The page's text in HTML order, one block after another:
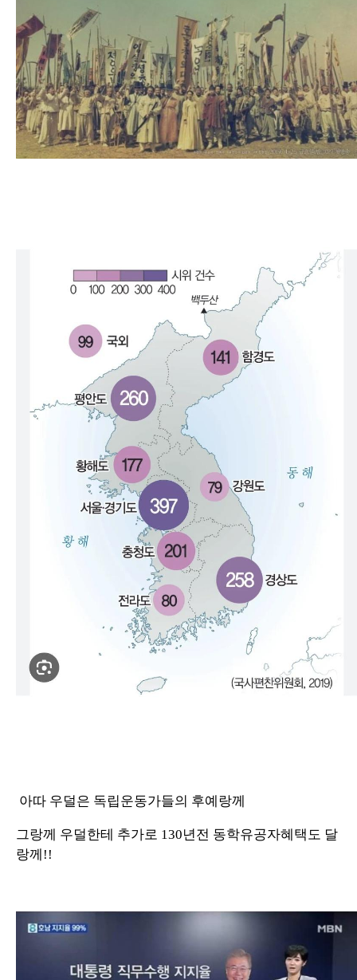
아따 우덜은 독립운동가들의 후예랑께
그랑께 우덜한테 추가로 130년전 동학유공자혜택도 달
랑께!!